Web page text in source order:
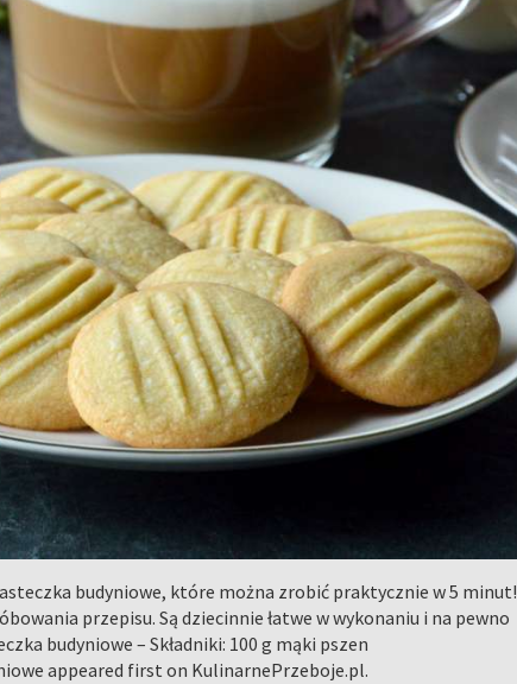
budyniowe, które można zrobić praktycznie w 5 minut!
przepisu. Są dziecinnie łatwe w wykonaniu i na pewno
budyniowe – Składniki: 100 g mąki pszen
appeared first on KulinarnePrzeboje.pl.